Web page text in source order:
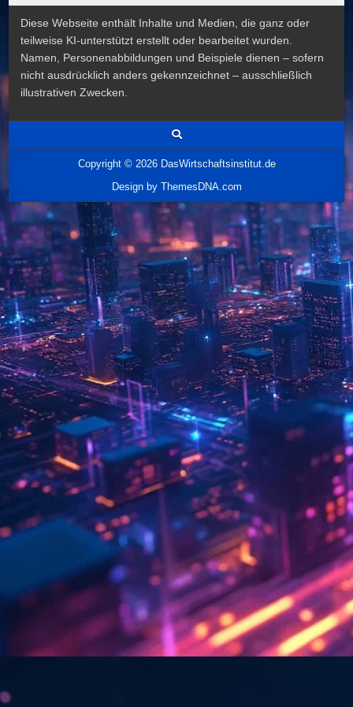
Diese Webseite enthält Inhalte und Medien, die ganz oder
teilweise KI-unterstützt erstellt oder bearbeitet wurden.
Namen, Personenabbildungen und Beispiele dienen – sofern
nicht ausdrücklich anders gekennzeichnet – ausschließlich
illustrativen Zwecken.
Copyright © 2026 DasWirtschaftsinstitut.de
Design by ThemesDNA.com